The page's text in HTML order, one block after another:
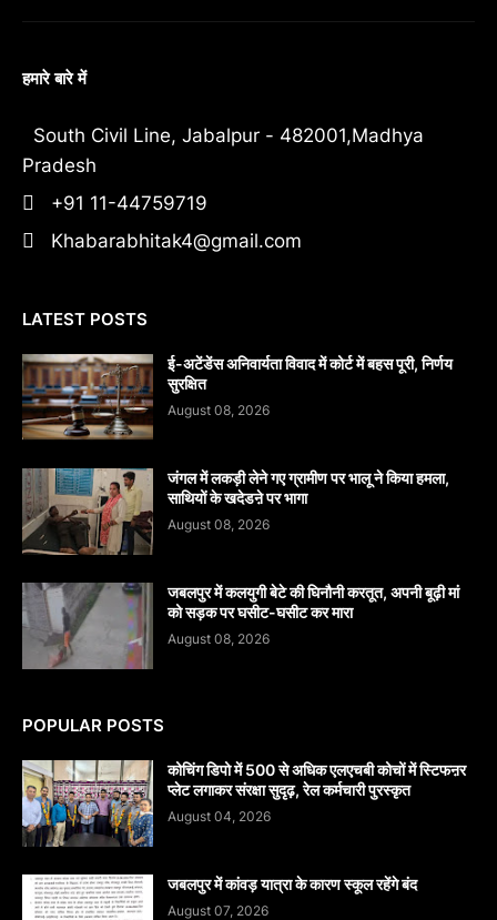
हमारे बारे में
South Civil Line, Jabalpur - 482001,Madhya
Pradesh
+91 11-44759719
Khabarabhitak4@gmail.com
LATEST POSTS
​ई-अटेंडेंस अनिवार्यता विवाद में कोर्ट में बहस पूरी, निर्णय
सुरक्षित
August 08, 2026
जंगल में लकड़ी लेने गए ग्रामीण पर भालू ने किया हमला,
साथियों के खदेडऩे पर भागा
August 08, 2026
जबलपुर में कलयुगी बेटे की घिनौनी करतूत, अपनी बूढ़ी मां
को सड़क पर घसीट-घसीट कर मारा
August 08, 2026
POPULAR POSTS
कोचिंग डिपो में 500 से अधिक एलएचबी कोचों में स्टिफऩर
प्लेट लगाकर संरक्षा सुदृढ़, रेल कर्मचारी पुरस्कृत
August 04, 2026
जबलपुर में कांवड़ यात्रा के कारण स्कूल रहेंगे बंद
August 07, 2026